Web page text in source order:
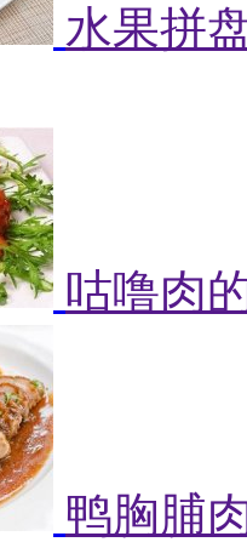
水果拼
咕噜肉
鸭胸脯